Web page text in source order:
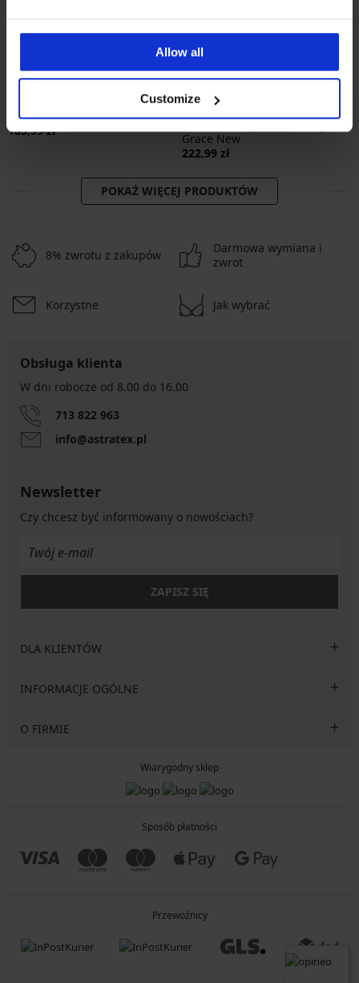
Allow all
Customize
4,9
wygładzający
185,99 zł
Bestseller
Grace New
222,99 zł
POKAŻ WIĘCEJ PRODUKTÓW
8% zwrotu z zakupów
Darmowa wymiana i
zwrot
Korzystne Jak wybrać
Obsługa klienta
W dni robocze od 8.00 do 16.00
713 822 963
info@astratex.pl
Newsletter
Czy chcesz być informowany o nowościach?
ZAPISZ SIĘ
DLA KLIENTÓW
INFORMACJE OGÓLNE
O FIRMIE
Wiarygodny sklep
Sposób płatności
Przewoźnicy